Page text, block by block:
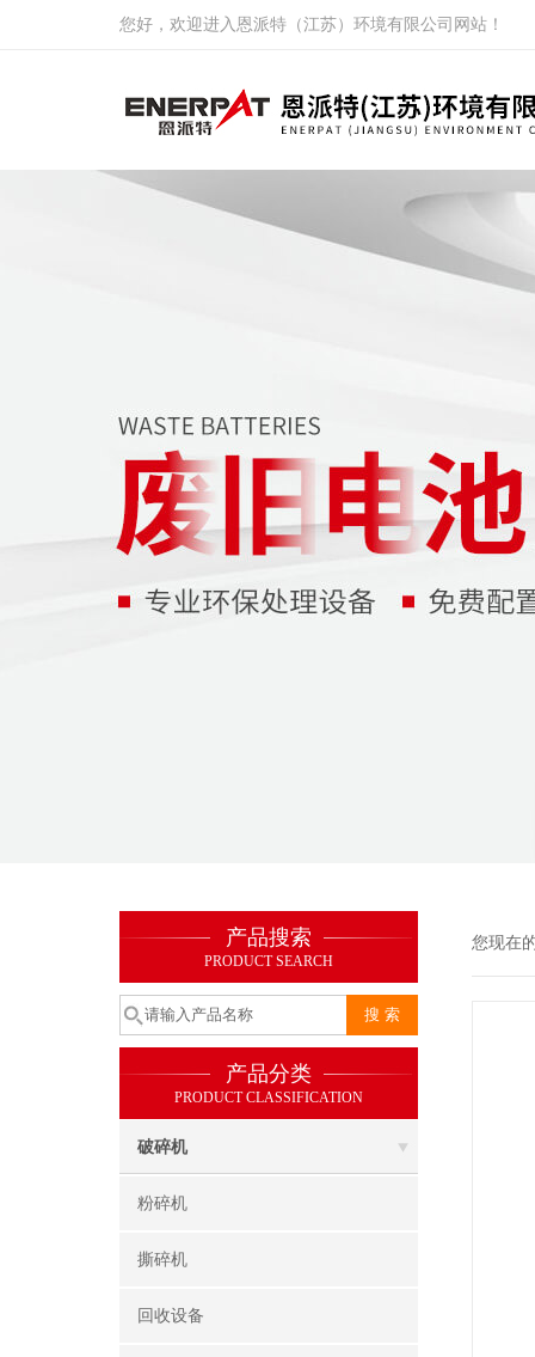
您好，欢迎进入恩派特（江苏）环境有限公司网站！
产品搜索
PRODUCT SEARCH
产品分类
PRODUCT CLASSIFICATION
破碎机
粉碎机
撕碎机
回收设备
您现在